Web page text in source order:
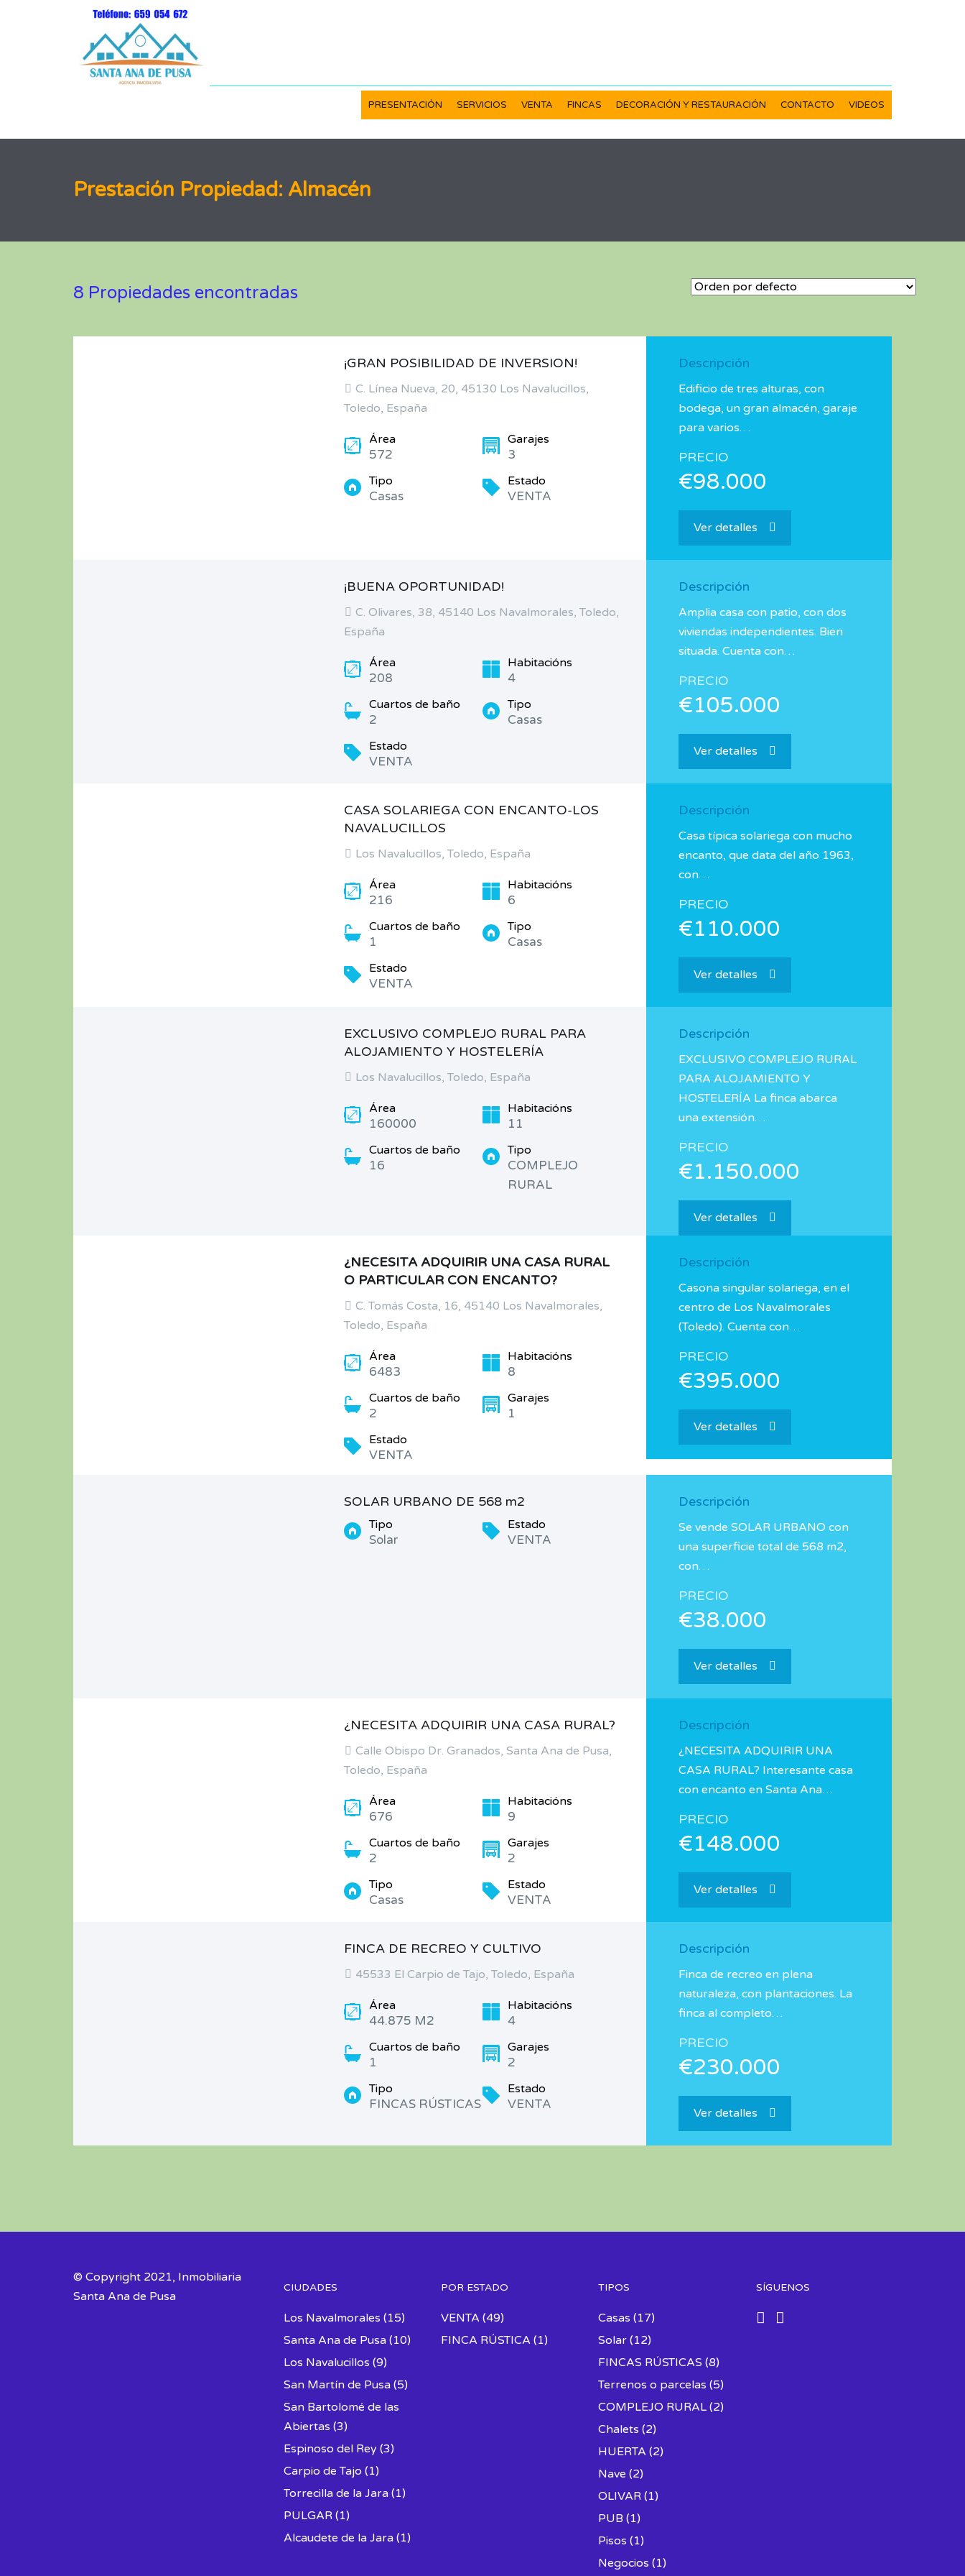
PRESENTACIÓN SERVICIOS VENTA FINCAS DECORACIÓN Y RESTAURACIÓN CONTACTO VIDEOS
Prestación Propiedad: Almacén
8 Propiedades encontradas
¡GRAN POSIBILIDAD DE INVERSION!
C. Línea Nueva, 20, 45130 Los Navalucillos,
Toledo, España
Área
572
Garajes
3
Tipo
Casas
Estado
VENTA
Descripción
Edificio de tres alturas, con
bodega, un gran almacén, garaje
para varios…
PRECIO
€98.000
Ver detalles
¡BUENA OPORTUNIDAD!
C. Olivares, 38, 45140 Los Navalmorales, Toledo,
España
Área
208
Habitacións
4
Cuartos de baño
2
Tipo
Casas
Estado
VENTA
Descripción
Amplia casa con patio, con dos
viviendas independientes. Bien
situada. Cuenta con…
PRECIO
€105.000
Ver detalles
CASA SOLARIEGA CON ENCANTO-LOS
NAVALUCILLOS
Los Navalucillos, Toledo, España
Área
216
Habitacións
6
Cuartos de baño
1
Tipo
Casas
Estado
VENTA
Descripción
Casa típica solariega con mucho
encanto, que data del año 1963,
con…
PRECIO
€110.000
Ver detalles
EXCLUSIVO COMPLEJO RURAL PARA
ALOJAMIENTO Y HOSTELERÍA
Los Navalucillos, Toledo, España
Área
160000
Habitacións
11
Cuartos de baño
16
Tipo
COMPLEJO
RURAL
Descripción
EXCLUSIVO COMPLEJO RURAL
PARA ALOJAMIENTO Y
HOSTELERÍA La finca abarca
una extensión…
PRECIO
€1.150.000
Ver detalles
¿NECESITA ADQUIRIR UNA CASA RURAL
O PARTICULAR CON ENCANTO?
C. Tomás Costa, 16, 45140 Los Navalmorales,
Toledo, España
Área
6483
Habitacións
8
Cuartos de baño
2
Garajes
1
Estado
VENTA
Descripción
Casona singular solariega, en el
centro de Los Navalmorales
(Toledo). Cuenta con…
PRECIO
€395.000
Ver detalles
SOLAR URBANO DE 568 m2
Tipo
Solar
Estado
VENTA
Descripción
Se vende SOLAR URBANO con
una superficie total de 568 m2,
con…
PRECIO
€38.000
Ver detalles
¿NECESITA ADQUIRIR UNA CASA RURAL?
Calle Obispo Dr. Granados, Santa Ana de Pusa,
Toledo, España
Área
676
Habitacións
9
Cuartos de baño
2
Garajes
2
Tipo
Casas
Estado
VENTA
Descripción
¿NECESITA ADQUIRIR UNA
CASA RURAL? Interesante casa
con encanto en Santa Ana…
PRECIO
€148.000
Ver detalles
FINCA DE RECREO Y CULTIVO
45533 El Carpio de Tajo, Toledo, España
Área
44.875 M2
Habitacións
4
Cuartos de baño
1
Garajes
2
Tipo
FINCAS RÚSTICAS
Estado
VENTA
Descripción
Finca de recreo en plena
naturaleza, con plantaciones. La
finca al completo…
PRECIO
€230.000
Ver detalles
© Copyright 2021, Inmobiliaria
Santa Ana de Pusa
CIUDADES
Los Navalmorales (15)
Santa Ana de Pusa(10)
Los Navalucillos (9)
San Martín de Pusa(5)
San Bartolomé de las
Abiertas (3)
Espinoso del Rey (3)
Carpio de Tajo (1)
Torrecilla de la Jara(1)
PULGAR(1)
Alcaudete de la Jara(1)
POR ESTADO
VENTA (49)
FINCA RÚSTICA (1)
TIPOS
Casas (17)
Solar (12)
FINCAS RÚSTICAS (8)
Terrenos o parcelas (5)
COMPLEJO RURAL (2)
Chalets (2)
HUERTA (2)
Nave (2)
OLIVAR (1)
PUB (1)
Pisos (1)
Negocios (1)
SÍGUENOS